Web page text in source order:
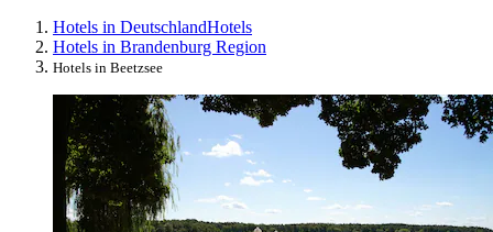
Hotels in DeutschlandHotels
Hotels in Brandenburg Region
Hotels in Beetzsee